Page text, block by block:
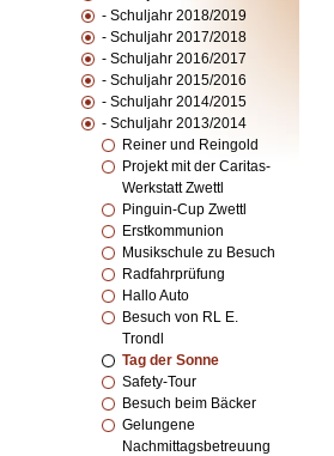
- Schuljahr 2018/2019
- Schuljahr 2017/2018
- Schuljahr 2016/2017
- Schuljahr 2015/2016
- Schuljahr 2014/2015
- Schuljahr 2013/2014
Reiner und Reingold
Projekt mit der Caritas-
Werkstatt Zwettl
Pinguin-Cup Zwettl
Erstkommunion
Musikschule zu Besuch
Radfahrprüfung
Hallo Auto
Besuch von RL E.
Trondl
Tag der Sonne
Safety-Tour
Besuch beim Bäcker
Gelungene
Nachmittagsbetreuung